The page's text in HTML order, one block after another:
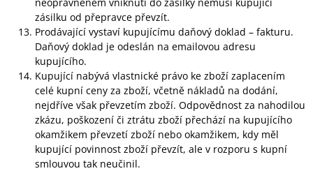
zásilku od přepravce převzít.
Prodávající vystaví kupujícímu daňový doklad – fakturu.
Daňový doklad je odeslán na emailovou adresu
kupujícího.
Kupující nabývá vlastnické právo ke zboží zaplacením
celé kupní ceny za zboží, včetně nákladů na dodání,
nejdříve však převzetím zboží. Odpovědnost za nahodilou
zkázu, poškození či ztrátu zboží přechází na kupujícího
okamžikem převzetí zboží nebo okamžikem, kdy měl
kupující povinnost zboží převzít, ale v rozporu s kupní
smlouvou tak neučinil.